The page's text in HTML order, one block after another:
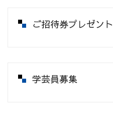
ご招待券プレゼント
学芸員募集